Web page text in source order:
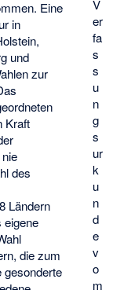
V
er
fa
s
s
u
n
g
s
ur
k
u
n
d
e
v
o
m
Eine
in
und
zur
Kraft
des
Ländern
eigene
die zum
gesonderte